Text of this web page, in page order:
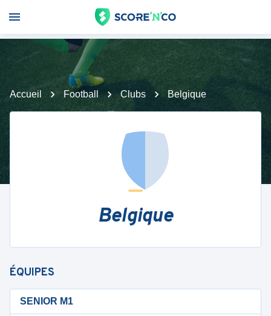
Accueil Football Clubs Belgique
Belgique
ÉQUIPES
SENIOR M1